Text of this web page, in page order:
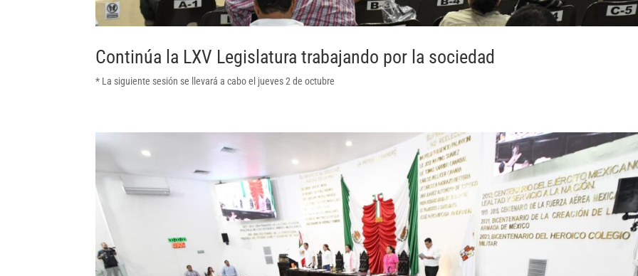
Continúa la LXV Legislatura trabajando por la sociedad
* La siguiente sesión se llevará a cabo el jueves 2 de octubre